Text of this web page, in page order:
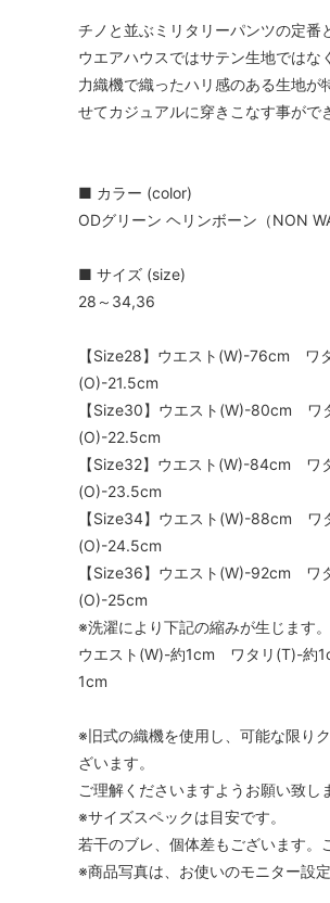
チノと並ぶミリタリーパンツの定番
ウエアハウスではサテン生地ではな
力織機で織ったハリ感のある生地
せてカジュアルに穿きこなす事がで
■ カラー (color)
ODグリーン ヘリンボーン（NON
■ サイズ (size)
28～34,36
【Size28】ウエスト(W)-76cm
(O)-21.5cm
【Size30】ウエスト(W)-80cm
(O)-22.5cm
【Size32】ウエスト(W)-84cm
(O)-23.5cm
【Size34】ウエスト(W)-88cm
(O)-24.5cm
【Size36】ウエスト(W)-92cm
(O)-25cm
※洗濯により下記の縮みが生じます
ウエスト(W)-約1cm ワタリ(T)-
1cm
※旧式の織機を使用し、可能な限り
ざいます。
ご理解くださいますようお願い致し
※サイズスペックは目安です。
若干のブレ、個体差もございます。
※商品写真は、お使いのモニター設